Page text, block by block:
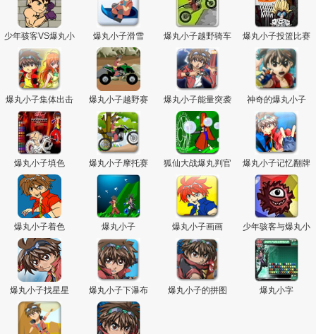
少年骇客VS爆丸小
子
爆丸小子滑雪 爆丸小子越野骑车 爆丸小子投篮比赛
爆丸小子集体出击 爆丸小子越野赛 爆丸小子能量突袭 神奇的爆丸小子
爆丸小子填色 爆丸小子摩托赛 狐仙大战爆丸判官 爆丸小子记忆翻牌
爆丸小子着色 爆丸小子 爆丸小子画画
少年骇客与爆丸小
子对打
爆丸小子找星星 爆丸小子下瀑布 爆丸小子的拼图 爆丸小字